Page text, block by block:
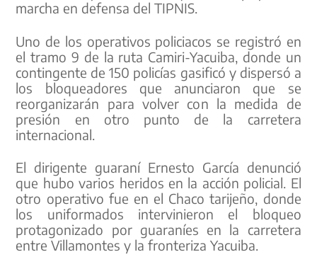
marcha en defensa del TIPNIS.
Uno de los operativos policiacos se registró en
el tramo 9 de la ruta Camiri-Yacuiba, donde un
contingente de 150 policías gasificó y dispersó a
los bloqueadores que anunciaron que se
reorganizarán para volver con la medida de
presión en otro punto de la carretera
internacional.
El dirigente guaraní Ernesto García denunció
que hubo varios heridos en la acción policial. El
otro operativo fue en el Chaco tarijeño, donde
los uniformados intervinieron el bloqueo
protagonizado por guaraníes en la carretera
entre Villamontes y la fronteriza Yacuiba.